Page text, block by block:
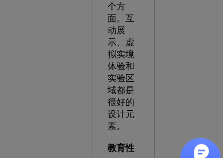
个方
面。互
动展
示、虚
拟实境
体验和
实验区
域都是
很好的
设计元
素。
教育性